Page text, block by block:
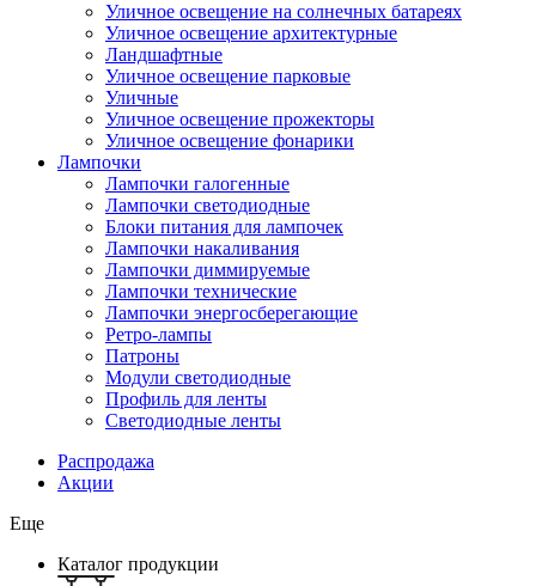
Уличное освещение на солнечных батареях
Уличное освещение архитектурные
Ландшафтные
Уличное освещение парковые
Уличные
Уличное освещение прожекторы
Уличное освещение фонарики
Лампочки
Лампочки галогенные
Лампочки светодиодные
Блоки питания для лампочек
Лампочки накаливания
Лампочки диммируемые
Лампочки технические
Лампочки энергосберегающие
Ретро-лампы
Патроны
Модули светодиодные
Профиль для ленты
Светодиодные ленты
Распродажа
Акции
Еще
Каталог продукции